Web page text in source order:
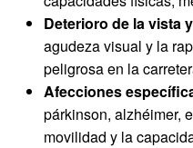
Deterioro de la vista
agudeza visual y la
peligrosa en la
Afecciones
párkinson, alzhéimer,
movilidad y la